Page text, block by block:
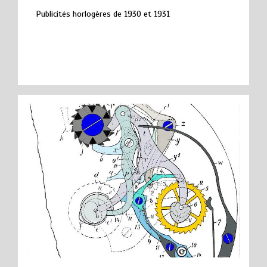
Publicités horlogères de 1930 et 1931